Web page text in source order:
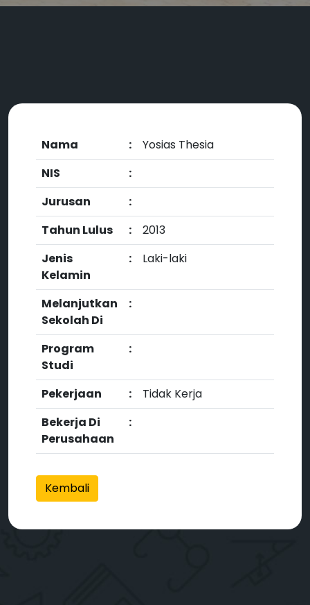
Nama :
Yosias Thesia
NIS
:
Jurusan
:
Tahun Lulus
:
2013
Jenis
Kelamin
: Laki-laki
Melanjutkan
Sekolah Di
:
Program
Studi
:
Pekerjaan :
Tidak Kerja
Bekerja Di
Perusahaan
:
Kembali